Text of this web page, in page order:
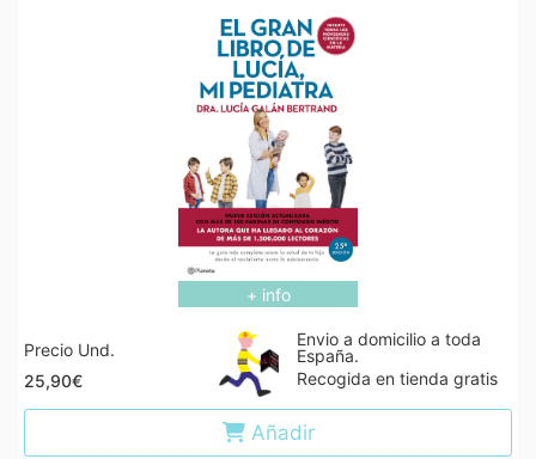
+ info
Precio Und.
25,90€
Envio a domicilio a toda
España.
Recogida en tienda gratis
Añadir